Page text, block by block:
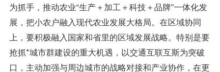
为抓手，推动农业“生产＋加工＋科技＋品牌”一体化发
展，把小农户融入现代农业发展大格局。在区域协同
上，要积极融入国家和省里的区域发展战略。特别是要
抢抓*城市群建设的重大机遇，以交通互联互斯为突破
口，主动加强与周边城市的战略对接和产业协作，在更